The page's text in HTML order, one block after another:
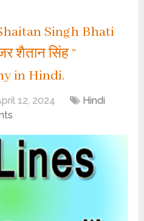
Singh Bhati
शैतान सिंह ”
in Hindi.
12, 2024
Hindi